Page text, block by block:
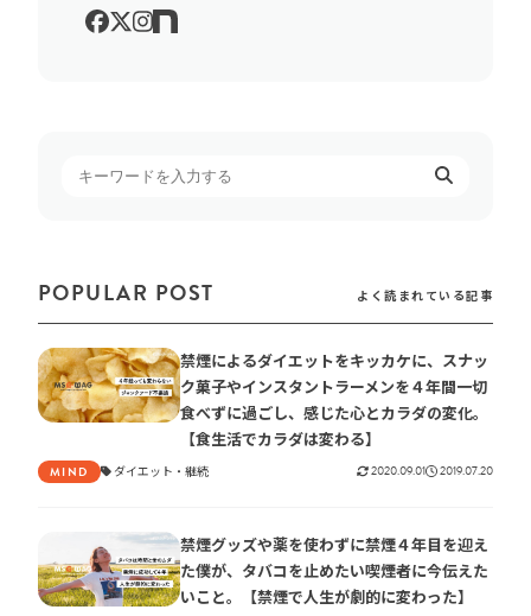
POPULAR POST よく読まれている記事
禁煙によるダイエットをキッカケに、スナッ
ク菓子やインスタントラーメンを４年間一切
食べずに過ごし、感じた心とカラダの変化。
【食生活でカラダは変わる】
MIND ダイエット 継続 2020.09.01 2019.07.20
禁煙グッズや薬を使わずに禁煙４年目を迎え
た僕が、タバコを止めたい喫煙者に今伝えた
いこと。【禁煙で人生が劇的に変わった】